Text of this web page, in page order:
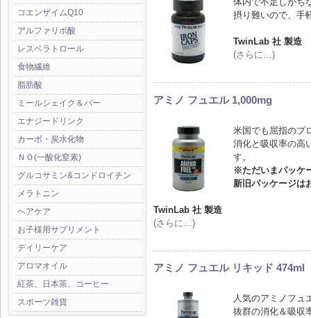
コエンザイムQ10
アルファリポ酸
レスベラトロール
食物繊維
脂肪酸
ミールシェイク＆バー
エナジードリンク
カーボ・炭水化物
ＮＯ(一酸化窒素)
グルコサミン&コンドロイチン
メラトニン
ヘアケア
お子様用サプリメント
デイリーケア
アロマオイル
紅茶、日本茶、コーヒー
スポーツ雑貨
摂り難いので、手
TwinLab 社 製造
(さらに…)
アミノ フュエル 1,000mg
米国でも屈指のプ
消化と吸収率の高
す。
※ただいまパッケ
新旧パッケージは
TwinLab 社 製造
(さらに…)
アミノ フュエル リキッド 474ml
人気のアミノフュ
抜群の消化＆吸収